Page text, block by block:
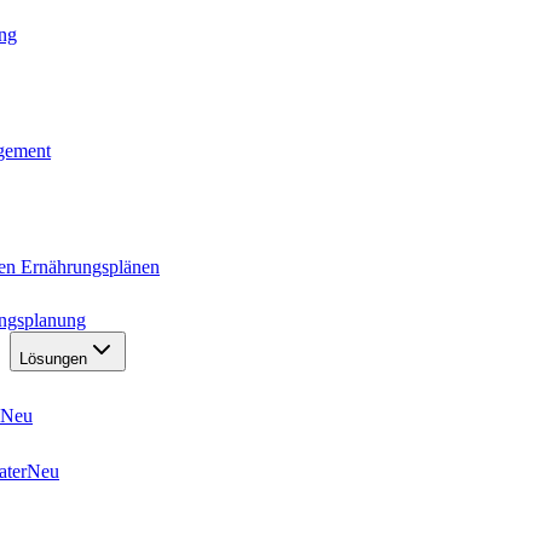
Ernährungsplänen
Lösungen
Neu
Neu